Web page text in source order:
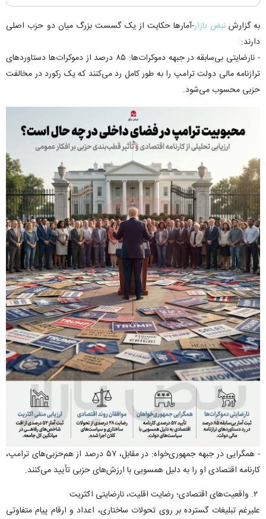
به گزارشنبض بازار-آمار‌ها حکایت از یک گسست بزرگ میان دو حزب اصلی
دارند:
- نارضایتی بی‌سابقه در جبهه دموکرات‌ها: ۸۵ درصد از دموکرات‌ها دستاورد‌های
ترازنامه مالی دولت ترامپ را به طور کامل رد می‌کنند که یک رکورد در مخالفت
حزبی محسوب می‌شود.
- همگرایی در جبهه جمهوری‌خواه: در مقابل، ۵۷ درصد از هم‌حزبی‌های ترامپ،
کارنامه اقتصادی او را به دلیل همسویی با ارزش‌های حزبی تأیید می‌کنند.
علیرغم تبلیغات گسترده بر روی تحولات ساختاری، اعداد و ارقام پیام متفاوتی